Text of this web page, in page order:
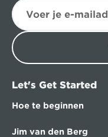
Let's Get Started
Hoe te beginnen
Jim van den Berg